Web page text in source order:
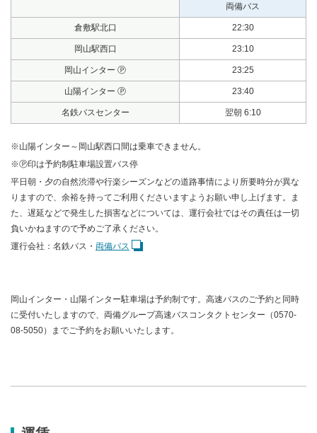
両備バス
倉敷駅北口 22:30
岡山駅西口 23:10
岡山インター Ⓟ 23:25
山陽インター Ⓟ 23:40
名鉄バスセンター 翌朝 6:10
※山陽インター～岡山駅西口間は乗車できません。
※Ⓟ印は予約制駐車場設置バス停
平日朝・夕の自然渋滞や行楽シーズンなどの道路事情により所要時分が異な
りますので、余裕を持ってご利用くださいますようお願い申し上げます。ま
た、遅延などで発生した損害などについては、運行会社ではその責任は一切
負いかねますので予めご了承ください。
運行会社：名鉄バス・ 両備バス
岡山インター・山陽インター駐車場は予約制です。高速バスのご予約と同時
に受付いたしますので、両備グループ高速バスコンタクトセンター（0570-
08-5050）までご予約をお願いいたします。